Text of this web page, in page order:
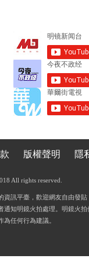
版權聲明 隱
All rights reserved.
資訊平臺，歡迎網友自由發
通知明鏡火拍處理。明鏡火
任何行為建議。